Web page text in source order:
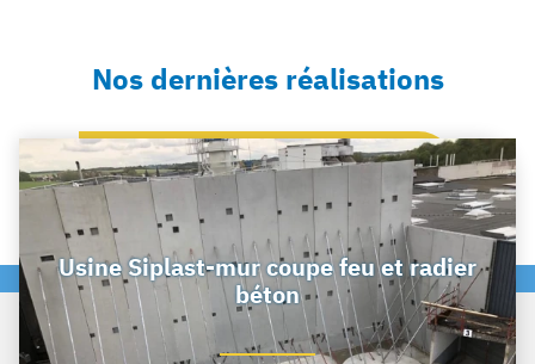
Nos dernières réalisations
Usine Siplast-mur coupe feu et radier
béton